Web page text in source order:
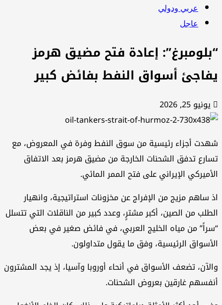
عربي ودولي
عاجل
إعادة فتح مضيق هرمز
أسواق النفط بفائض كبير
يونيو 25, 2026
أجزاء رئيسية من سوق النفط وفرة في المعروض، مع
تدفق الشحنات الخارجة من مضيق هرمز بعد الاتفاق
الإيراني على فتح الممر المائي.
ساهم مزيج من الإفراج عن مخزونات استراتيجية، وانهيار
من الصين، أكبر مشترٍ، وعدد كبير من الناقلات التي تتسلل
من مياه الخليج العربي، في فائض صغير في بعض
الرئيسية، وفق ما يقول متداولون.
تضعف الأسواق في أنحاء أوروبا وآسيا، إذ يجد المشترون
غارقين بعروض الشحنات.